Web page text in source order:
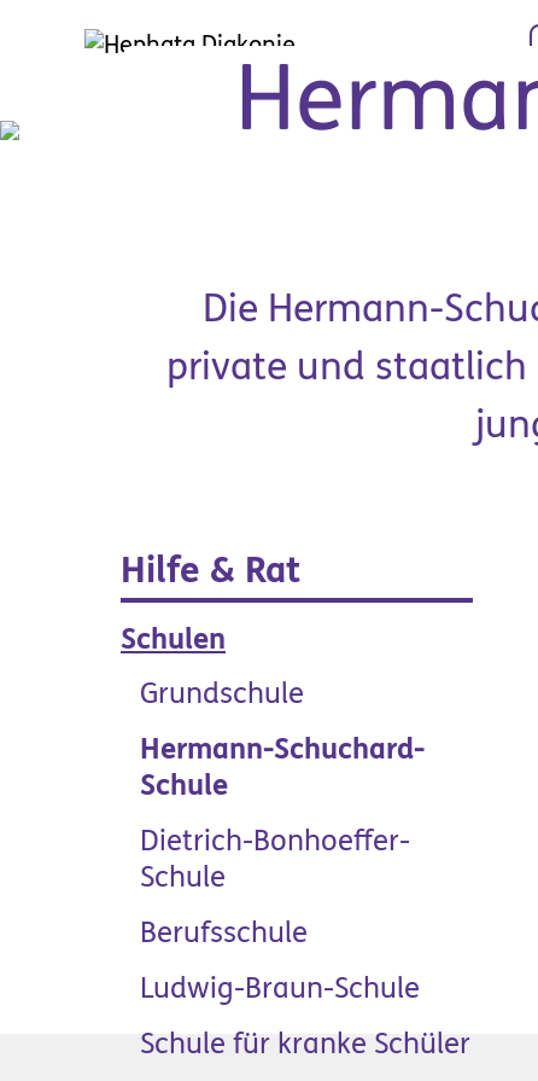
Produkte &
Manufakturen
Die Hermann-
private und staatlich
Hilfe & Rat
Schulen
Grundschule
Hermann-Schuchard-
Schule
Dietrich-Bonhoeffer-
Schule
Berufsschule
Ludwig-Braun-Schule
Schule für kranke Schüler